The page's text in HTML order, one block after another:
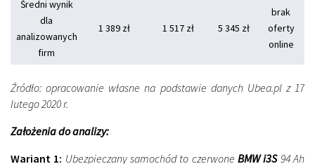
Średni wynik
dla
analizowanych
firm
1 389 zł 1 517 zł 5 345 zł
brak
oferty
online
Źródło: opracowanie własne na podstawie danych Ubea.pl z 17
lutego 2020 r.
Założenia do analizy:
Wariant 1: Ubezpieczany samochód to czerwoneBMW i3S94 Ah